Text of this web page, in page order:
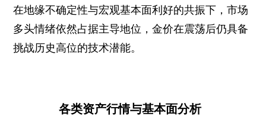
在地缘不确定性与宏观基本面利好的共振下，市场
多头情绪依然占据主导地位，金价在震荡后仍具备
挑战历史高位的技术潜能。
各类资产行情与基本面分析